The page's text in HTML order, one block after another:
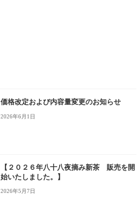
価格改定および内容量変更のお知らせ
2026年6月1日
【２０２６年八十八夜摘み新茶 販売を開
始いたしました。】
2026年5月7日